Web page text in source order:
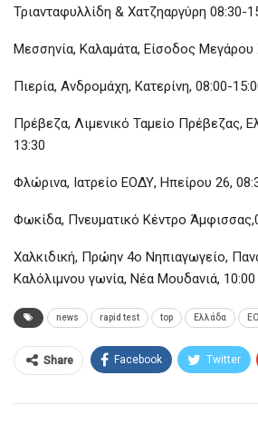
Τριανταφυλλίδη & Χατζηαργύρη 08:30-
Μεσσηνία, Καλαμάτα, Είσοδος Μεγάρου
Πιερία, Ανδρομάχη, Κατερίνη, 08:00-
Πρέβεζα, Λιμενικό Ταμείο Πρέβεζας,
13:30
Φλώρινα, Ιατρείο ΕΟΔΥ, Ηπείρου 26,
Φωκίδα, Πνευματικό Κέντρο
Χαλκιδική, Πρώην 4ο Νηπιαγωγείο,
Καλόλιμνου γωνία, Νέα Μουδανιά,
news rapid test top Ελλάδα
Share Facebook Twitter